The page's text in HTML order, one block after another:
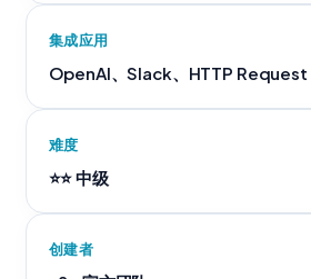
集成应用
OpenAI、Slack、HTTP Request
难度
⭐⭐ 中级
创建者